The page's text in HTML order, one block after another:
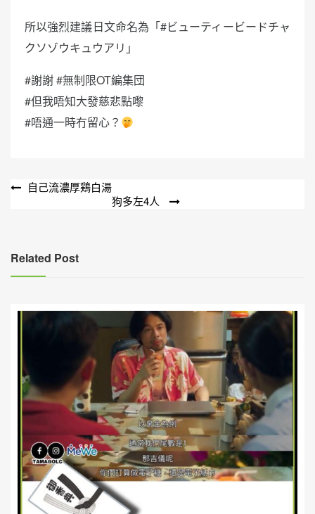
所以強烈建議日文命名為「#ビューティービードチャ
クソゾウキュウアリ」
#謝謝 #無制限OT編集団
#但我唔知大發慈悲點嚟
#唔通一時冇留心？
文
覽
自己流濃厚鶏白湯
狗多左4人
Related Post